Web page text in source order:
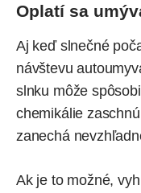
Oplatí sa
Aj keď slnečné
návštevu
slnku môže
chemikálie
zanechá
Ak je to možné,